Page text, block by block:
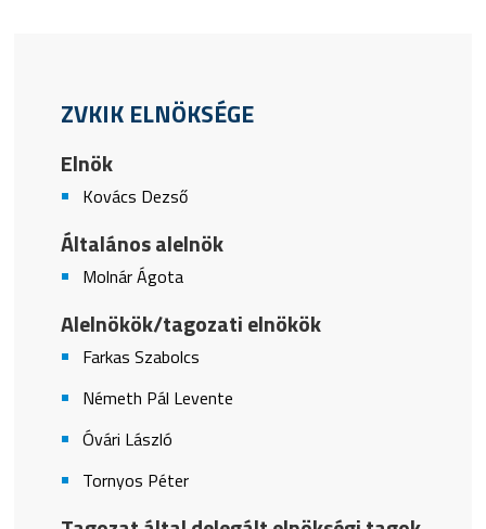
ZVKIK ELNÖKSÉGE
Elnök
Kovács Dezső
Általános alelnök
Molnár Ágota
Alelnökök/tagozati elnökök
Farkas Szabolcs
Németh Pál Levente
Óvári László
Tornyos Péter